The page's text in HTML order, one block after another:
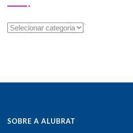
Navegue
SOBRE A ALUBRAT